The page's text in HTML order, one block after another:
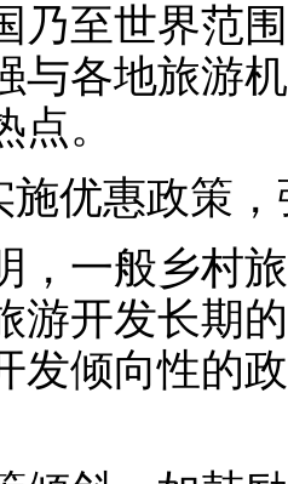
乃至世界范
与各地旅游
。
优惠政策，
一般乡村
游开发长期
发倾向性的